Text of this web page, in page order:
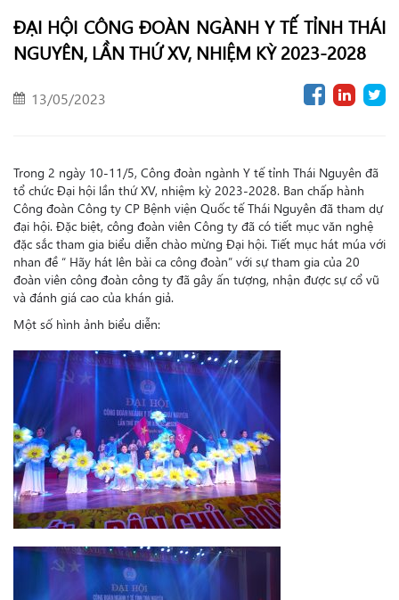
ĐẠI HỘI CÔNG ĐOÀN NGÀNH Y TẾ TỈNH THÁI
NGUYÊN, LẦN THỨ XV, NHIỆM KỲ 2023-2028
13/05/2023
Trong 2 ngày 10-11/5, Công đoàn ngành Y tế tỉnh Thái Nguyên đã
tổ chức Đại hội lần thứ XV, nhiệm kỳ 2023-2028. Ban chấp hành
Công đoàn Công ty CP Bệnh viện Quốc tế Thái Nguyên đã tham dự
đại hội. Đặc biệt, công đoàn viên Công ty đã có tiết mục văn nghệ
đặc sắc tham gia biểu diễn chào mừng Đại hội. Tiết mục hát múa với
nhan đề “ Hãy hát lên bài ca công đoàn” với sự tham gia của 20
đoàn viên công đoàn công ty đã gây ấn tượng, nhận được sự cổ vũ
và đánh giá cao của khán giả.
Một số hình ảnh biểu diễn: